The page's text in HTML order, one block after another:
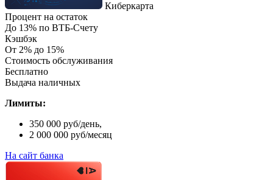
Киберкарта
Процент на остаток
До 13% по ВТБ-Счету
Кэшбэк
От 2% до 15%
Стоимость обслуживания
Бесплатно
Выдача наличных
Лимиты:
350 000 руб/день,
2 000 000 руб/месяц
На сайт банка